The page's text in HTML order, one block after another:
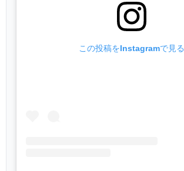
この投稿をInstagramで見る